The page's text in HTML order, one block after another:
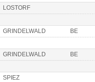
LOSTORF
GRINDELWALD BE
GRINDELWALD BE
SPIEZ